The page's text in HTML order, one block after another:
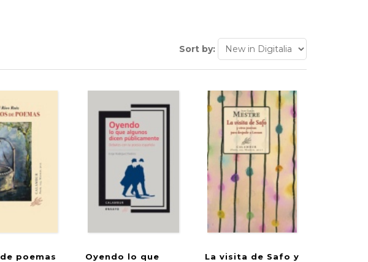
Sort by:
de poemas
Oyendo lo que
La visita de Safo y